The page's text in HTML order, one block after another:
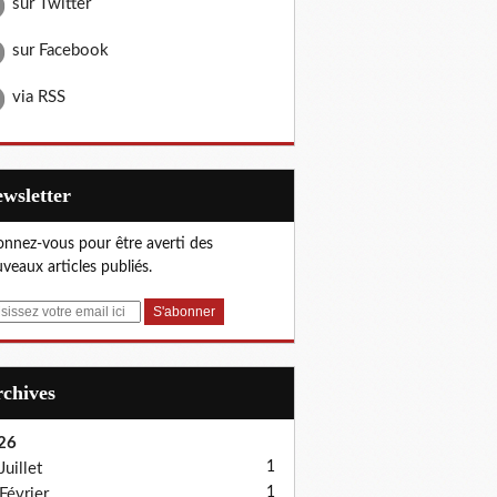
sur Twitter
sur Facebook
via RSS
vous pour être averti des
articles publiés.
Juillet
1
1